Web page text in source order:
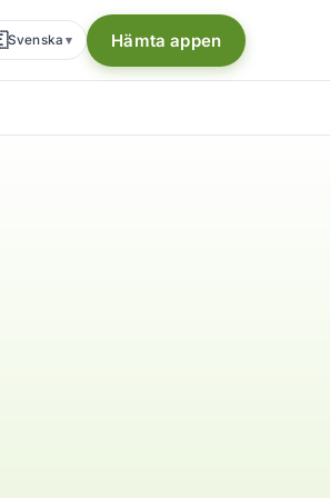
Svenska ▾ Hämta appen